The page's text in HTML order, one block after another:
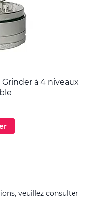
Grinder à 4 niveaux
veuillez consulter